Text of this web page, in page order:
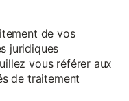
de vos
juridiques
vous référer aux
de traitement